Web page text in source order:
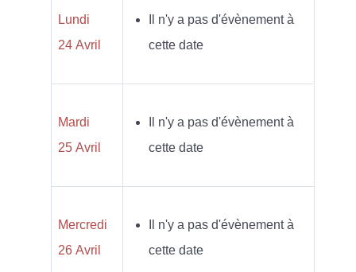
Lundi
24 Avril
Il n'y a pas d'évènement à
cette date
Mardi
25 Avril
Il n'y a pas d'évènement à
cette date
Mercredi
26 Avril
Il n'y a pas d'évènement à
cette date